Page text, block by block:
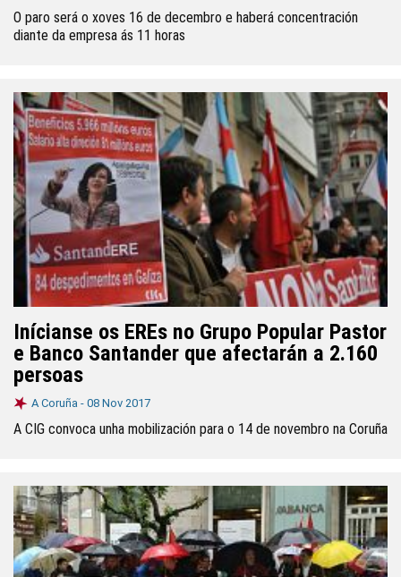
O paro será o xoves 16 de decembro e haberá concentración
diante da empresa ás 11 horas
Inícianse os EREs no Grupo Popular Pastor
e Banco Santander que afectarán a 2.160
persoas
A Coruña - 08 Nov 2017
A CIG convoca unha mobilización para o 14 de novembro na Coruña